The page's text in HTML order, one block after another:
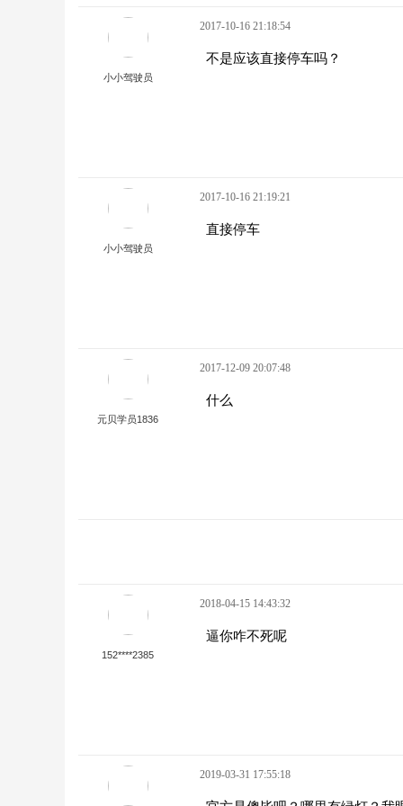
小小驾驶员
2017-10-16 21:18:54
不是应该直接停车吗？
小小驾驶员
2017-10-16 21:19:21
直接停车
元贝学员1836
2017-12-09 20:07:48
什么
152****2385
2018-04-15 14:43:32
逼你咋不死呢
2019-03-31 17:55:18